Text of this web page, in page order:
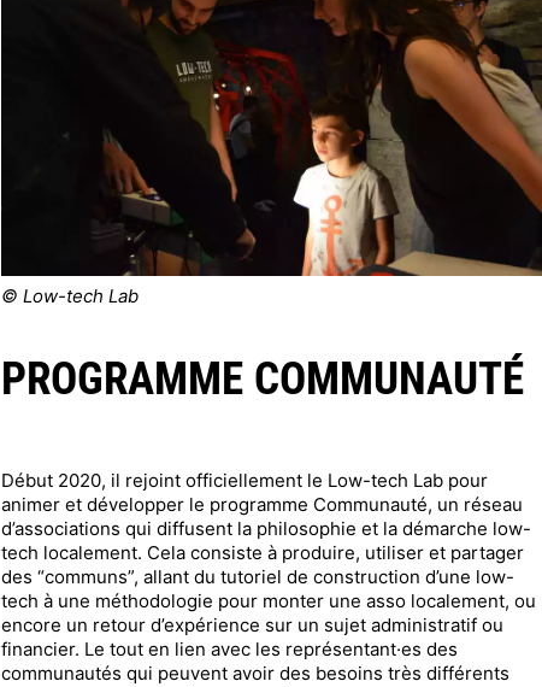
© Low-tech Lab
PROGRAMME COMMUNAUTÉ
Début 2020, il rejoint officiellement le Low-tech Lab pour
animer et développer le programme Communauté, un réseau
d’associations qui diffusent la philosophie et la démarche low-
tech localement. Cela consiste à produire, utiliser et partager
des “communs”, allant du tutoriel de construction d’une low-
tech à une méthodologie pour monter une asso localement, ou
encore un retour d’expérience sur un sujet administratif ou
financier. Le tout en lien avec les représentant·es des
communautés qui peuvent avoir des besoins très différents